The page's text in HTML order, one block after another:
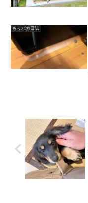
もりバカ日誌